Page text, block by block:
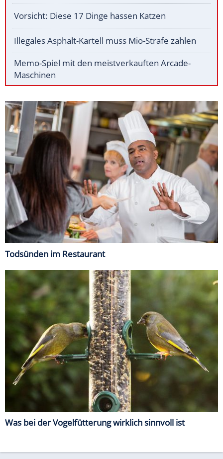
Vorsicht: Diese 17 Dinge hassen Katzen
Illegales Asphalt-Kartell muss Mio-Strafe zahlen
Memo-Spiel mit den meistverkauften Arcade-
Maschinen
Todsünden im Restaurant
Was bei der Vogelfütterung wirklich sinnvoll ist